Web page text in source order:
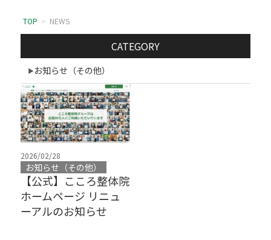
TOP > NEWS
2026/02/28
お知らせ（その他）
【公式】こころ整体院
ホームページ リニュ
ーアルのお知らせ
CATEGORY
お知らせ（その他）